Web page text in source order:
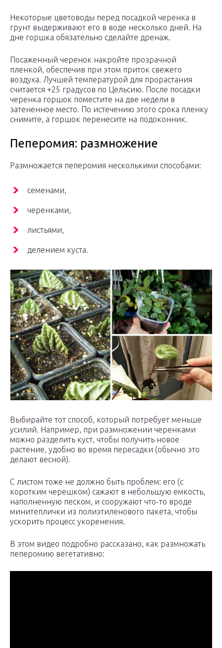
Некоторые цветоводы перед посадкой черенка в
грунт выдерживают его в воде несколько дней. На
дне горшка обязательно сделайте дренаж.
Посаженный черенок накройте прозрачной
пленкой, обеспечив при этом приток свежего
воздуха. Лучшей температурой для прорастания
считается +25 градусов по Цельсию. После посадки
черенка горшок поместите на две недели в
затененное место. По истечению этого срока пленку
снимите, а горшок перенесите на подоконник.
Пеперомия: размножение
Размножается пеперомия несколькими способами:
семенами,
черенками,
листьями,
делением куста.
Выбирайте тот способ, который потребует меньше
усилий. Например, при размножении черенками
можно разделить куст, чтобы получить новое
растение, удобно во время пересадки (обычно это
делают весной).
С листом тоже не должно быть проблем: его (с
коротким черешком) сажают в небольшую емкость,
наполненную песком, и сооружают что-то вроде
минитеплички из полиэтиленового пакета, чтобы
ускорить процесс укоренения.
В этом видео подробно рассказано, как размножать
пеперомию вегетативно: